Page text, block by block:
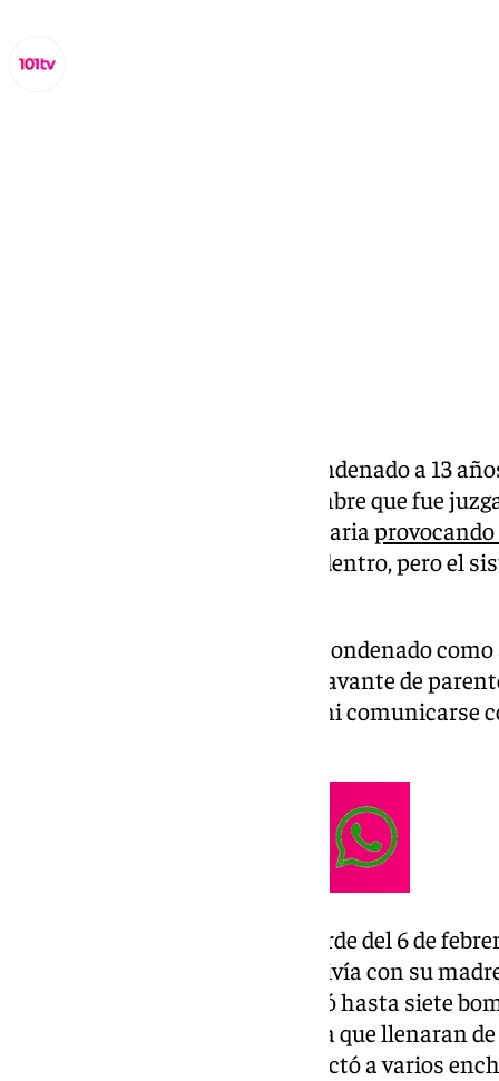
La Audiencia de Granada ha condenado a 13
años de libertad vigilada, al hombre que fue
con la vida de su madre octogenaria
mientras ella dormía dentro, pero el
El acusado, de 55 años, ha sido condenado
en grado de tentativa con la agravante de
madre a menos de 500 metros ni comunicarse
Los hechos se remontan a la tarde del 6 de
presentó en la casa donde convivía con su
con su vida». Para ello, manipuló hasta siete
distribuidas por la vivienda para que llenaran
calefactores en papel y los conectó a varios